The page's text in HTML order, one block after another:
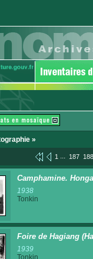
»
1 ... 187
Camphamine.
1938
Tonkin
Foire de Hagiang
1939
Tonkin